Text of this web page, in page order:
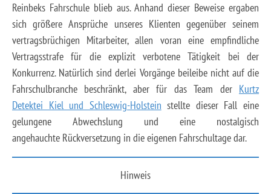
Reinbeks Fahrschule blieb aus. Anhand dieser Beweise ergaben
sich größere Ansprüche unseres Klienten gegenüber seinem
vertragsbrüchigen Mitarbeiter, allen voran eine empfindliche
Vertragsstrafe für die explizit verbotene Tätigkeit bei der
Konkurrenz. Natürlich sind derlei Vorgänge beileibe nicht auf die
Fahrschulbranche beschränkt, aber für das Team der Kurtz
Detektei Kiel und Schleswig-Holstein stellte dieser Fall eine
gelungene Abwechslung und eine nostalgisch
angehauchte Rückversetzung in die eigenen Fahrschultage dar.
Hinweis